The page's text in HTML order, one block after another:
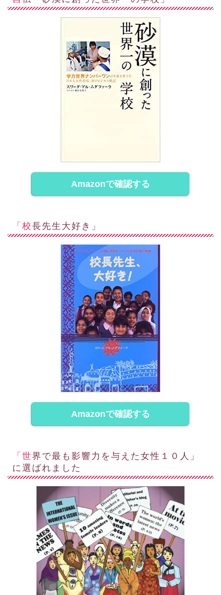
Amazonで確認する
「校長先生大好き」
Amazonで確認する
「世界で最も影響力を与えた女性１０人」
に選ばれました